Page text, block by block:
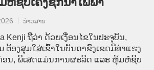
ຂ່າວສານ
Kenji ຖືວ່າ ດ້ວຍເງື່ອນໄຂໃນປະຈຸບັນ,
ຕ້ອງສຸມໃສ່ເຂົ້າໃນບັນດາຂົງເຂດມີທ່າແຮງ
ອນ, ພິເສດແມ່ນການຜະລິດ ແລະ ຫຸ້ມຫໍ່ຊິບ